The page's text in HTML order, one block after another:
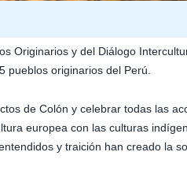
Originarios y del Diálogo
pueblos originarios del Perú.
de Colón y celebrar todas las
europea con las culturas
y traición han creado la